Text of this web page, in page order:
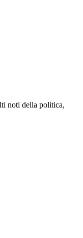
noti della politica,